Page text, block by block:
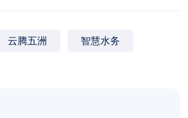
云腾五洲 智慧水务